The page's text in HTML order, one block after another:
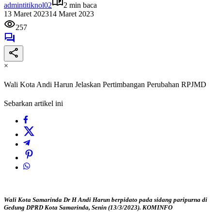
admintitiknol02
2 min baca
13 Maret 202314 Maret 2023
257
×
Wali Kota Andi Harun Jelaskan Pertimbangan Perubahan RPJMD
Sebarkan artikel ini
Wali Kota Samarinda Dr H Andi Harun berpidato pada sidang paripurna di
Gedung DPRD Kota Samarinda, Senin (13/3/2023). KOMINFO